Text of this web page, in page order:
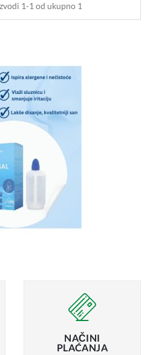
1-1 od ukupno 1
NAČINI
PLAĆANJA